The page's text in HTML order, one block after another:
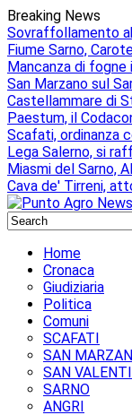
Breaking News
Sovraffollamento
Fiume Sarno,
Mancanza di fogne
San Marzano sul
Castellammare di
Paestum, il
Scafati, ordinanza
Lega Salerno, si
Miasmi del Sarno,
Cava de' Tirreni,
Home
Cronaca
Giudiziaria
Politica
Comuni
SCAFATI
SAN
SAN
SARNO
ANGRI